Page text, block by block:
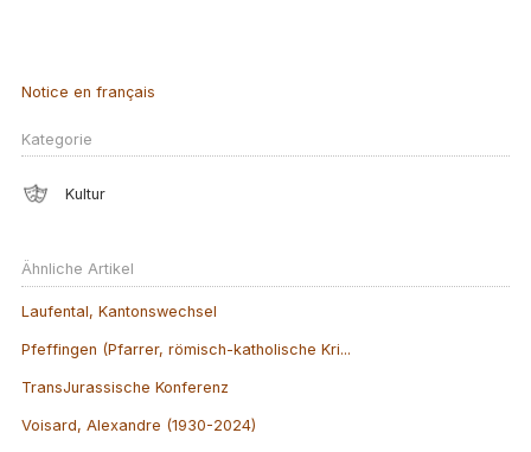
Notice en français
Kategorie
Kultur
Ähnliche Artikel
Laufental, Kantonswechsel
Pfeffingen (Pfarrer, römisch-katholische Kri...
TransJurassische Konferenz
Voisard, Alexandre (1930-2024)